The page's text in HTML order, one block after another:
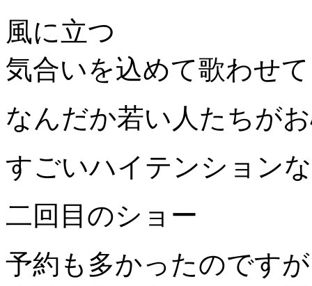
風に立つ
気合いを込めて歌わせ
なんだか若い人たちが
すごいハイテンション
二回目のショー
予約も多かったのですが